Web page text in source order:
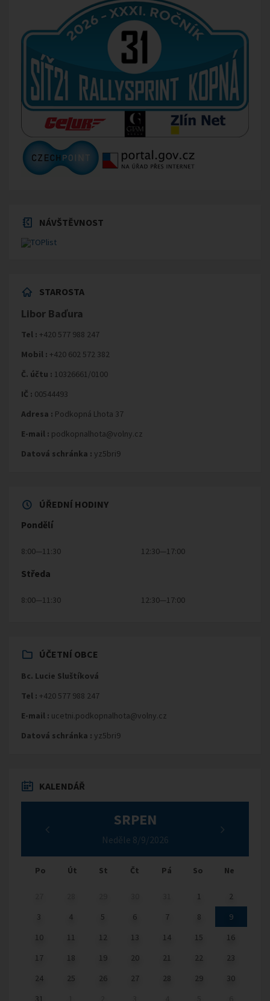
NÁVŠTĚVNOST
STAROSTA
Libor Baďura
Tel : +420 577 988 247
Mobil : +420 602 572 382
Č. účtu : 10326661/0100
IČ : 00544493
Adresa : Podkopná Lhota 37
E-mail : podkopnalhota@volny.cz
Datová schránka : yz5bri9
ÚŘEDNÍ HODINY
Pondělí
8:00—11:30 12:30—17:00
Středa
8:00—11:30 12:30—17:00
ÚČETNÍ OBCE
Bc. Lucie Sluštíková
Tel : +420 577 988 247
E-mail : ucetni.podkopnalhota@volny.cz
Datová schránka : yz5bri9
KALENDÁŘ
SRPEN
Neděle 8/9/2026
Po Út St Čt Pá So Ne
1
2
3
4 5 6 7 8
9
10
11 12 13 14 15
16
17
18 19 20 21 22
23
24
25 26 27 28 29
30
31